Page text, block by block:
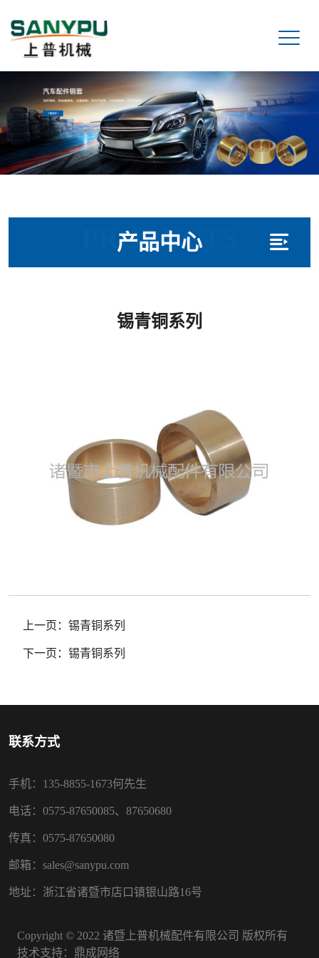
产品中心
PRODUCTS
锡青铜系列
上一页： 锡青铜系列
下一页： 锡青铜系列
联系方式
手机：135-8855-1673何先生
电话：0575-87650085、87650680
传真：0575-87650080
邮箱：sales@sanypu.com
地址：浙江省诸暨市店口镇银山路16号
Copyright © 2022 诸暨上普机械配件有限公司 版权所有
技术支持： 鼎成网络